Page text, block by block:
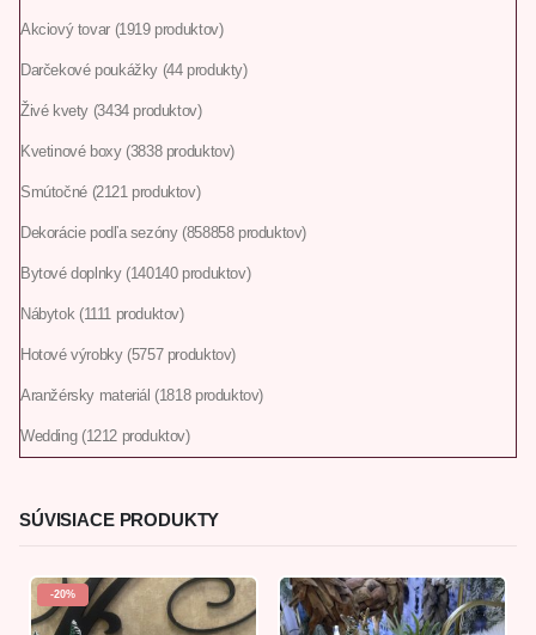
Akciový tovar 1919 produktov
Darčekové poukážky 44 produkty
Živé kvety 3434 produktov
Kvetinové boxy 3838 produktov
Smútočné 2121 produktov
Dekorácie podľa sezóny 858858 produktov
Bytové doplnky 140140 produktov
Nábytok 1111 produktov
Hotové výrobky 5757 produktov
Aranžérsky materiál 1818 produktov
Wedding 1212 produktov
SÚVISIACE PRODUKTY
-20%